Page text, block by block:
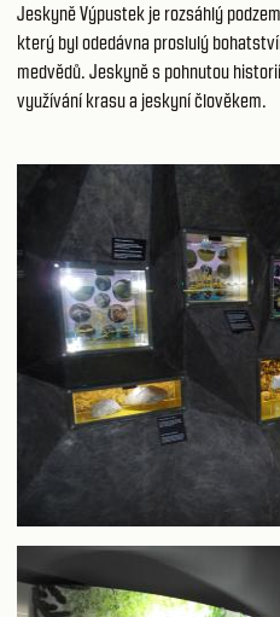
Jeskyně Výpustek je rozsáhlý
který byl odedávna proslulý
medvědů. Jeskyně s pohnutou
využívání krasu a jeskyní člověkem.